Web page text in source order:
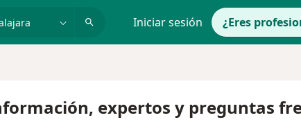
Iniciar sesión ¿Eres
expertos y preguntas